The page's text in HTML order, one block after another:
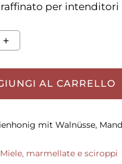
raffinato per intenditori
AL CARRELLO
mit Walnüsse,
Miele, marmellate e sciroppi